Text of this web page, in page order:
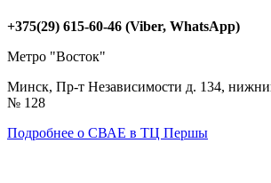
+375(29) 615-60-46 (Viber, WhatsApp)
Метро "Восток"
Минск, Пр-т Независимости д. 134,
№ 128
Подробнее о СВАЕ в ТЦ Першы